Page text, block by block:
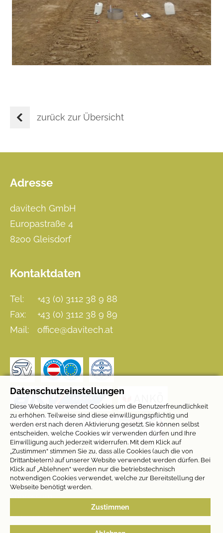
zurück zur Übersicht
Footer
Adresse
davitech GmbH
Europastraße 4
8200 Gleisdorf
Kontaktdaten
Tel:
+43 (0) 3112 38 9 88
Fax:
+43 (0) 3112 38 9 89
Mail:
office@davitech.at
Impressum
Datenschutz
Datenschutzeinstellungen
Diese Website verwendet Cookies um die Benutzerfreundlichkeit
zu erhöhen. Teilweise sind diese einwilligungspflichtig und
werden erst nach deren Aktivierung gesetzt. Sie können selbst
entscheiden, welche Cookies wir verwenden dürfen und Ihre
Einwilligung auch jederzeit widerrufen. Mit dem Klick auf
„Zustimmen“ stimmen Sie zu, dass alle Cookies (auch die von
Drittanbietern) auf unserer Website verwendet werden dürfen. Bei
Klick auf „Ablehnen“ werden nur die betriebstechnisch
notwendigen Cookies verwendet, welche zur Bereitstellung der
Webseite benötigt werden.
Zustimmen